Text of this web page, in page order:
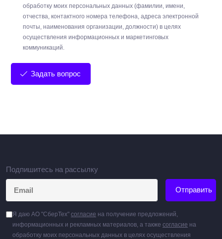
обработку моих персональных данных (фамилии, имени,
отчества, контактного номера телефона, адреса электронной
почты, наименования организации, должности) в целях
осуществления информационных и маркетинговых
коммуникаций.
Задать вопрос
Подпишитесь на рассылку
Отправить
Я даю АО "СберТех" согласие на получение предложений,
информационных и рекламных материалов, а также согласие на
обработку моих персональных данных в целях осуществления